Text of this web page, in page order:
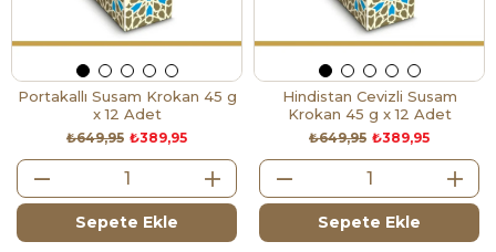
Portakallı Susam Krokan 45 g
x 12 Adet
₺389,95
₺649,95
Sepete Ekle
Hindistan Cevizli Susam
Krokan 45 g x 12 Adet
₺389,95
₺649,95
Sepete Ekle